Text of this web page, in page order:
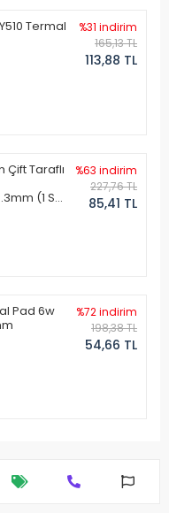
Termal
%31 indirim
165,13 TL
113,88 TL
Çift Taraflı
(1 Set
%63 indirim
227,76 TL
85,41 TL
Pad 6w
%72 indirim
198,38 TL
54,66 TL